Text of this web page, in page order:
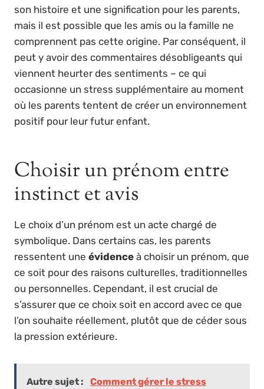
son histoire et une signification pour les parents,
mais il est possible que les amis ou la famille ne
comprennent pas cette origine. Par conséquent, il
peut y avoir des commentaires désobligeants qui
viennent heurter des sentiments – ce qui
occasionne un stress supplémentaire au moment
où les parents tentent de créer un environnement
positif pour leur futur enfant.
Choisir un prénom entre
instinct et avis
Le choix d’un prénom est un acte chargé de
symbolique. Dans certains cas, les parents
ressentent une évidence à choisir un prénom, que
ce soit pour des raisons culturelles, traditionnelles
ou personnelles. Cependant, il est crucial de
s’assurer que ce choix soit en accord avec ce que
l’on souhaite réellement, plutôt que de céder sous
la pression extérieure.
Autre sujet :
Comment gérer le stress